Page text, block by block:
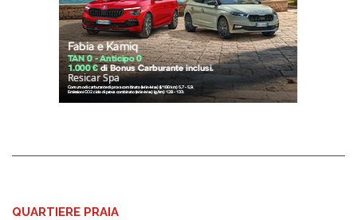
QUARTIERE PRAIA